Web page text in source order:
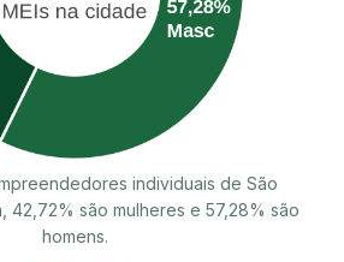
individuais de São
42,72% são mulheres e 57,28% são
homens.